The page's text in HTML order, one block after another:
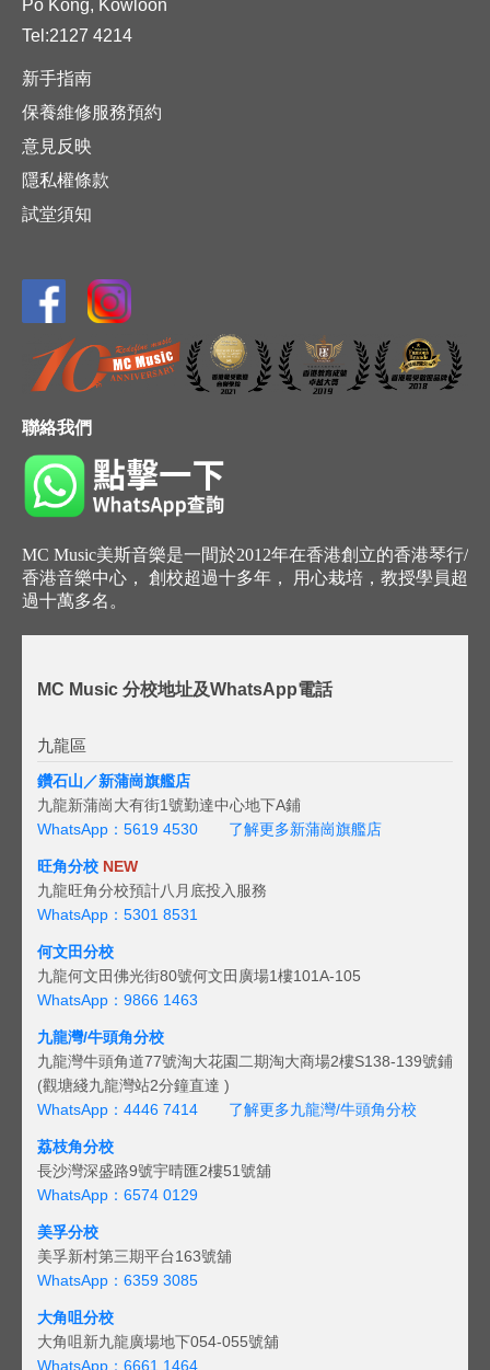
Po Kong, Kowloon
Tel:2127 4214
新手指南
保養維修服務預約
意見反映
隱私權條款
試堂須知
聯絡我們
MC Music美斯音樂是一間於2012年在香港創立的香港琴行/
香港音樂中心， 創校超過十多年， 用心栽培，教授學員超
過十萬多名。
MC Music 分校地址及WhatsApp電話
九龍區
鑽石山／新蒲崗旗艦店
九龍新蒲崗大有街1號勤達中心地下A鋪
WhatsApp：5619 4530
了解更多新蒲崗旗艦店
旺角分校 NEW
九龍旺角分校預計八月底投入服務
WhatsApp：5301 8531
何文田分校
九龍何文田佛光街80號何文田廣場1樓101A-105
WhatsApp：9866 1463
九龍灣/牛頭角分校
九龍灣牛頭角道77號淘大花園二期淘大商場2樓S138-139號鋪
(觀塘綫九龍灣站2分鐘直達 )
WhatsApp：4446 7414
了解更多九龍灣/牛頭角分校
荔枝角分校
長沙灣深盛路9號宇晴匯2樓51號舖
WhatsApp：6574 0129
美孚分校
美孚新村第三期平台163號舖
WhatsApp：6359 3085
大角咀分校
大角咀新九龍廣場地下054-055號舖
WhatsApp：6661 1464